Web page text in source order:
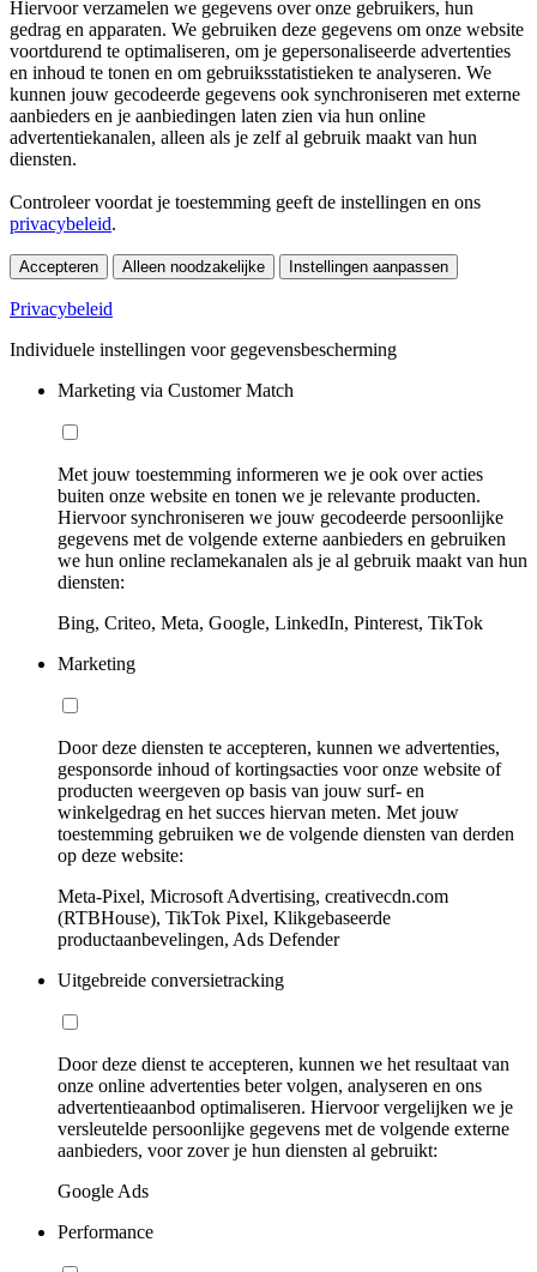
Hiervoor verzamelen we gegevens over onze gebruikers, hun
gedrag en apparaten. We gebruiken deze gegevens om onze website
voortdurend te optimaliseren, om je gepersonaliseerde advertenties
en inhoud te tonen en om gebruiksstatistieken te analyseren. We
kunnen jouw gecodeerde gegevens ook synchroniseren met externe
aanbieders en je aanbiedingen laten zien via hun online
advertentiekanalen, alleen als je zelf al gebruik maakt van hun
diensten.
Controleer voordat je toestemming geeft de instellingen en ons
privacybeleid.
Accepteren Alleen noodzakelijke Instellingen aanpassen
Privacybeleid
Individuele instellingen voor gegevensbescherming
Marketing via Customer Match
Met jouw toestemming informeren we je ook over acties
buiten onze website en tonen we je relevante producten.
Hiervoor synchroniseren we jouw gecodeerde persoonlijke
gegevens met de volgende externe aanbieders en gebruiken
we hun online reclamekanalen als je al gebruik maakt van hun
diensten:
Bing, Criteo, Meta, Google, LinkedIn, Pinterest, TikTok
Marketing
Door deze diensten te accepteren, kunnen we advertenties,
gesponsorde inhoud of kortingsacties voor onze website of
producten weergeven op basis van jouw surf- en
winkelgedrag en het succes hiervan meten. Met jouw
toestemming gebruiken we de volgende diensten van derden
op deze website:
Meta-Pixel, Microsoft Advertising, creativecdn.com
(RTBHouse), TikTok Pixel, Klikgebaseerde
productaanbevelingen, Ads Defender
Uitgebreide conversietracking
Door deze dienst te accepteren, kunnen we het resultaat van
onze online advertenties beter volgen, analyseren en ons
advertentieaanbod optimaliseren. Hiervoor vergelijken we je
versleutelde persoonlijke gegevens met de volgende externe
aanbieders, voor zover je hun diensten al gebruikt:
Google Ads
Performance